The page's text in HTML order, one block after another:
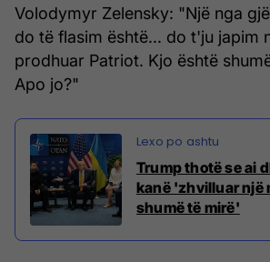
Volodymyr Zelensky: "Një nga
do të flasim është... do t'ju japim
prodhuar Patriot. Kjo është
Apo jo?"
Trump thotë se ai
kanë 'zhvilluar një
shumë të mirë'